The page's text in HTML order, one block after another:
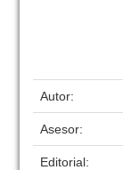
Autor:
Asesor:
Editorial: